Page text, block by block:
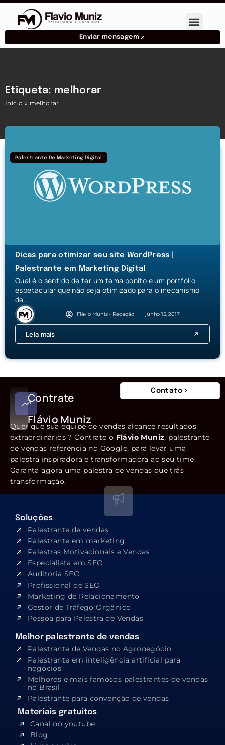
Enviar mensagem
Etiqueta: melhorar
Início » melhorar
Palestrante De Marketing Digital
Dicas para otimizar seu site WordPress |
Palestrante em Marketing Digital
Qual é o sentido de ter um tema bonito e um portfólio
espetacular que não seja otimizado para o mecanismo
de...
Flávio Muniz - Redação junho 15, 2017
Leia mais
Contrate
Flávio Muniz
Contato
Quer que sua equipe de vendas alcance resultados
extraordinários ? Contrate o Flávio Muniz, palestrante
de vendas referência no Google, para levar uma
palestra inspiradora e transformadora ao seu time.
Garanta agora uma palestra de vendas que trás
transformação.
Soluções
Palestrante de vendas
Palestrante em marketing
Palestras Motivacionais e Vendas
Especialista em SEO​
Auditoria SEO
Profissional de SEO
Marketing de Relacionamento
Gestor de Tráfego Orgânico
Pessoa para Palestra de Vendas
Melhor palestrante de vendas
Palestrante de Vendas no Agronegócio
Palestrante em inteligência artificial para
negócios
Melhores e mais famosos palestrantes de vendas
no Brasil
Palestrante para convenção de vendas
Materiais gratuitos
Canal no youtube
Blog